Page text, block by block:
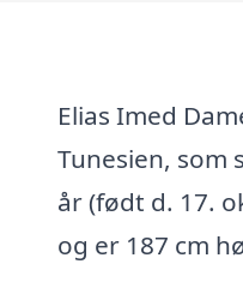
Elias Imed
Tunesien, som
år (født d. 17.
og er 187 cm